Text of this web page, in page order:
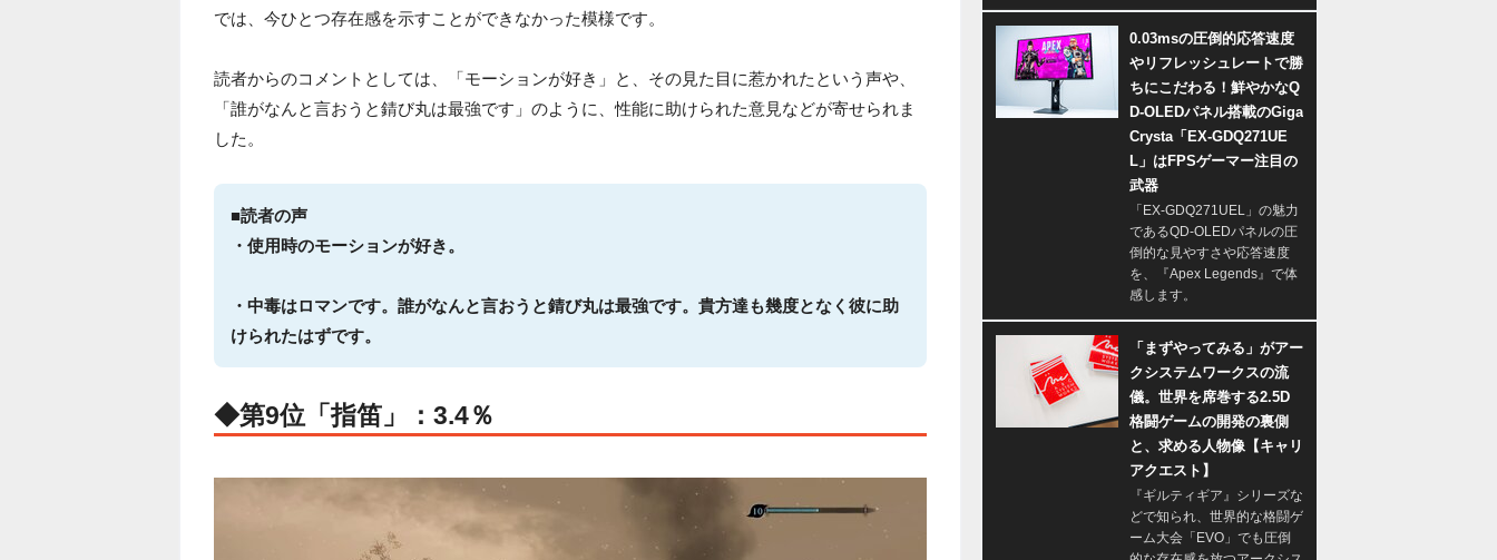
では、今ひとつ存在感を示すことができなかった模様です。
読者からのコメントとしては、「モーションが好き」と、その見た目に惹かれたという声や、
「誰がなんと言おうと錆び丸は最強です」のように、性能に助けられた意見などが寄せられま
した。
■読者の声
・使用時のモーションが好き。
・中毒はロマンです。誰がなんと言おうと錆び丸は最強です。貴方達も幾度となく彼に助
けられたはずです。
◆第9位「指笛」：3.4％
0.03msの圧倒的応答速度
やリフレッシュレートで勝
ちにこだわる！鮮やかなQ
D-OLEDパネル搭載のGiga
Crysta「EX-GDQ271UE
L」はFPSゲーマー注目の
武器
「EX-GDQ271UEL」の魅力
であるQD-OLEDパネルの圧
倒的な見やすさや応答速度
を、『Apex Legends』で体
感します。
「まずやってみる」がアー
クシステムワークスの流
儀。世界を席巻する2.5D
格闘ゲームの開発の裏側
と、求める人物像【キャリ
アクエスト】
『ギルティギア』シリーズな
どで知られ、世界的な格闘ゲ
ーム大会「EVO」でも圧倒